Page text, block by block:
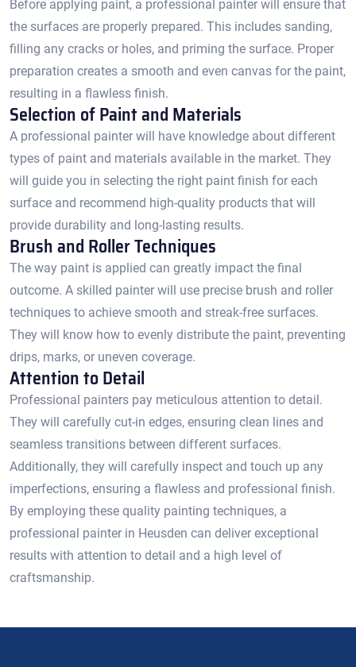
Before applying paint, a professional painter will ensure that
the surfaces are properly prepared.​ This includes sanding,
filling any cracks or holes, and priming the surface.​ Proper
preparation creates a smooth and even canvas for the paint,
resulting in a flawless finish.​
Selection of Paint and Materials
A professional painter will have knowledge about different
types of paint and materials available in the market. They
will guide you in selecting the right paint finish for each
surface and recommend high-quality products that will
provide durability and long-lasting results.​
Brush and Roller Techniques
The way paint is applied can greatly impact the final
outcome.​ A skilled painter will use precise brush and roller
techniques to achieve smooth and streak-free surfaces.​
They will know how to evenly distribute the paint, preventing
drips, marks, or uneven coverage.​
Attention to Detail
Professional painters pay meticulous attention to detail.​
They will carefully cut-in edges, ensuring clean lines and
seamless transitions between different surfaces.​
Additionally, they will carefully inspect and touch up any
imperfections, ensuring a flawless and professional finish.
By employing these quality painting techniques, a
professional painter in Heusden can deliver exceptional
results with attention to detail and a high level of
craftsmanship.​